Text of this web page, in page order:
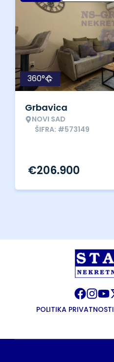
360°
Grbavica
NOVI SAD
ŠIFRA: #573149
€206.900
POLITIKA PRIVATNOSTI